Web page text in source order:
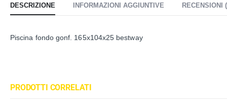
DESCRIZIONE INFORMAZIONI AGGIUNTIVE RECENSIONI
Piscina fondo gonf. 165x104x25 bestway
PRODOTTI CORRELATI